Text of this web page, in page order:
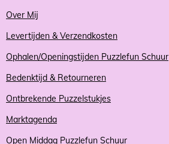
Over Mij
Levertijden & Verzendkosten
Ophalen/Openingstijden Puzzlefun Schuur
Bedenktijd & Retourneren
Ontbrekende Puzzelstukjes
Marktagenda
Open Middag Puzzlefun Schuur